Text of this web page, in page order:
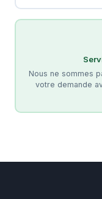
Nous ne sommes
votre demande